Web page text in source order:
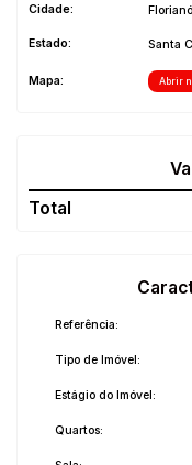
Cidade:
Estado: Santa
Mapa: Abrir
Referência:
Tipo de Imóvel:
Estágio do Imóvel:
Quartos: